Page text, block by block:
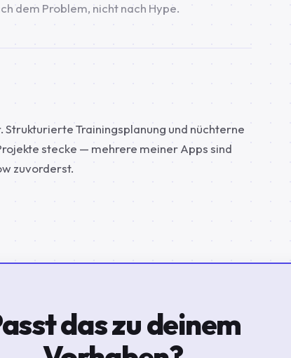
dem Problem, nicht nach Hype.
Trainingsplanung und nüchterne
stecke — mehrere meiner Apps sind
zuvorderst.
das zu deinem